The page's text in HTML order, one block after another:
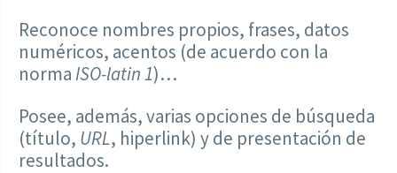
Reconoce nombres propios, frases, datos
numéricos, acentos (de acuerdo con la
normaISO-latin 1)…
Posee, además, varias opciones de búsqueda
(título, URL, hiperlink) y de presentación de
resultados.